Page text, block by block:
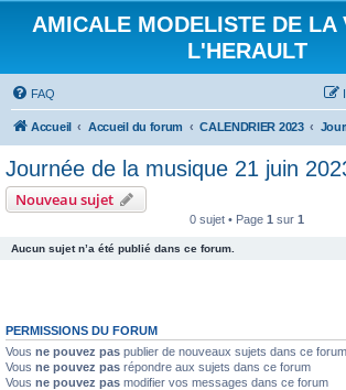
AMICALE MODELISTE DE LA
L'HERAULT
FAQ
Accueil Accueil du forum CALENDRIER 2023
Journée de la musique 21 juin
Nouveau sujet
0 sujet • Page 1 sur 1
Aucun sujet n’a été publié dans ce forum.
PERMISSIONS DU FORUM
Vous ne pouvez pas publier de nouveaux sujets dans ce forum
Vous ne pouvez pas répondre aux sujets dans ce forum
Vous ne pouvez pas modifier vos messages dans ce forum